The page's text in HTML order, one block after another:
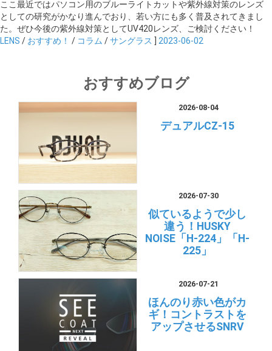
ここ最近ではパソコン用のブルーライトカットや紫外線対策のレンズ
としての研究がかなり進んでおり、若い方にも多く普及されてきまし
た。ぜひ今後の紫外線対策としてUV420レンズ、ご検討ください！
LENS / おすすめ！ / コラム /サングラス 2023-06-02
おすすめブログ
2026-08-04
デュアルCZ-15
2026-07-30
似ているようで少し
違う！HUSKY
NOISE「H-224」「H-
225」
2026-07-21
ほんのり赤い色がカ
ギ！コントラストを
アップさせるSNRV